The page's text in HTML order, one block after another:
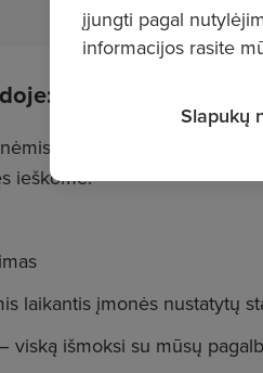
domiesi prekyba ir
ieškome!
laikantis įmonės nustatytų
viską išmoksi su mūsų
įjungti pagal
informacijos rasite
Slapukų